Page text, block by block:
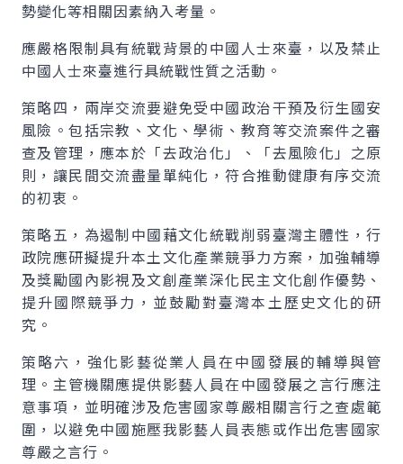
勢變化等相關因素納入考量。
應嚴格限制具有統戰背景的中國人士來臺，以及禁止
中國人士來臺進行具統戰性質之活動。
策略四，兩岸交流要避免受中國政治干預及衍生國安
風險。包括宗教、文化、學術、教育等交流案件之審
查及管理，應本於「去政治化」、「去風險化」之原
則，讓民間交流盡量單純化，符合推動健康有序交流
的初衷。
策略五，為遏制中國藉文化統戰削弱臺灣主體性，行
政院應研擬提升本土文化產業競爭力方案，加強輔導
及獎勵國內影視及文創產業深化民主文化創作優勢、
提升國際競爭力，並鼓勵對臺灣本土歷史文化的研
究。
策略六，強化影藝從業人員在中國發展的輔導與管
理。主管機關應提供影藝人員在中國發展之言行應注
意事項，並明確涉及危害國家尊嚴相關言行之查處範
圍，以避免中國施壓我影藝人員表態或作出危害國家
尊嚴之言行。